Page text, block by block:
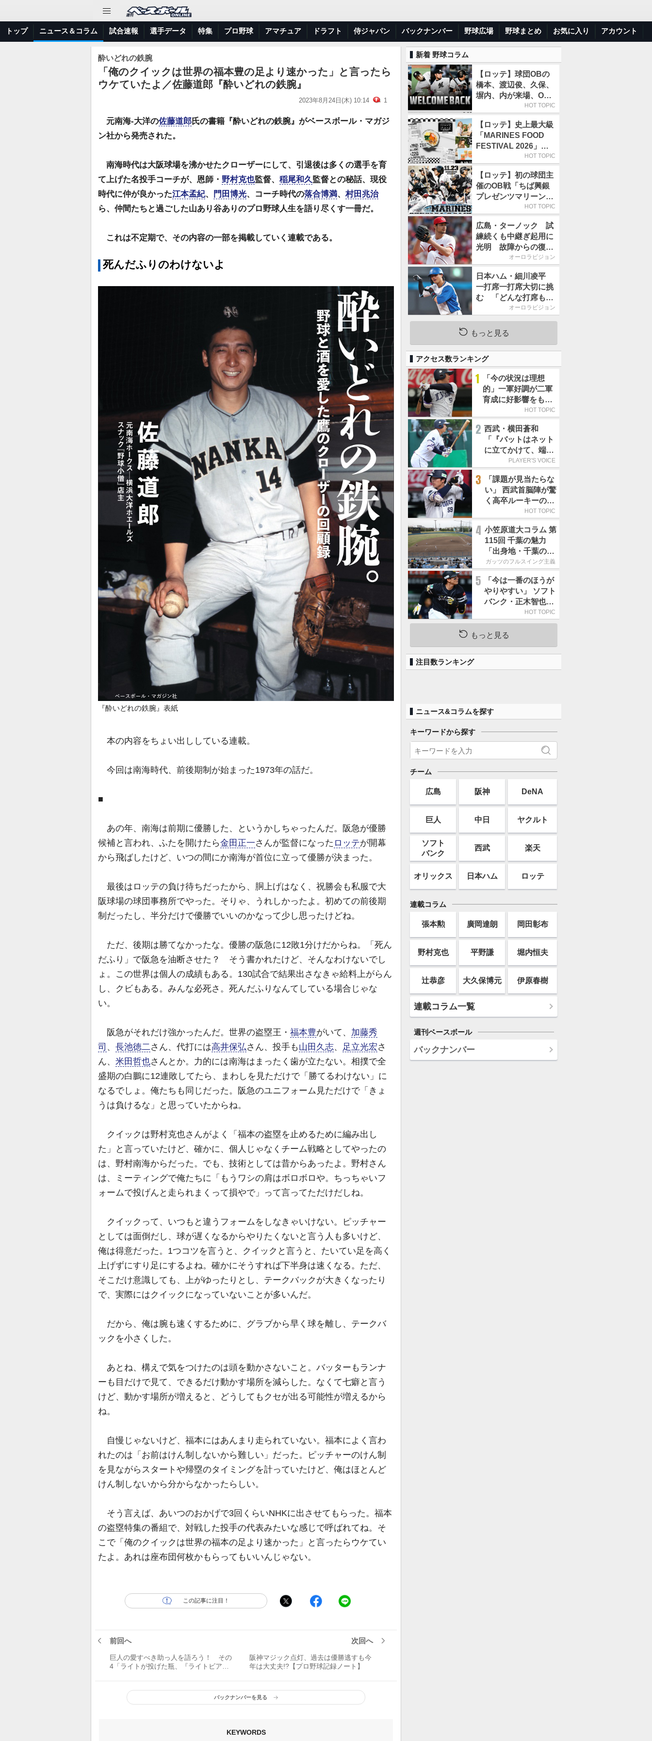
トップ ニュース＆コラム 試合速報 選手データ 特集 プロ野球 アマチュア ドラフト 侍ジャパン バックナンバー 野球広場 野球まとめ お気に入り アカウント
酔いどれの鉄腕
「俺のクイックは世界の福本豊の足より速かった」と言ったら
ウケていたよ／佐藤道郎『酔いどれの鉄腕』
2023年8月24日(木) 10:14 1
元南海-大洋の佐藤道郎氏の書籍『酔いどれの鉄腕』がベースボール・マガジ
ン社から発売された。
南海時代は大阪球場を沸かせたクローザーにして、引退後は多くの選手を育
て上げた名投手コーチが、恩師・ 野村克也監督、 稲尾和久監督との秘話、現役
時代に仲が良かった江本孟紀、 門田博光、コーチ時代の落合博満、村田兆治
ら、仲間たちと過ごした山あり谷ありのプロ野球人生を語り尽くす一冊だ。
これは不定期で、その内容の一部を掲載していく連載である。
死んだふりのわけないよ
『酔いどれの鉄腕』表紙
本の内容をちょい出ししている連載。
今回は南海時代、前後期制が始まった1973年の話だ。
■
あの年、南海は前期に優勝した、というかしちゃったんだ。阪急が優勝
候補と言われ、ふたを開けたら金田正一さんが監督になった ロッテが開幕
から飛ばしたけど、いつの間にか南海が首位に立って優勝が決まった。
最後はロッテの負け待ちだったから、胴上げはなく、祝勝会も私服で大
阪球場の球団事務所でやった。そりゃ、うれしかったよ。初めての前後期
制だったし、半分だけで優勝でいいのかなって少し思ったけどね。
ただ、後期は勝てなかったな。優勝の阪急に12敗1分けだからね。「死ん
だふり」で阪急を油断させた？ そう書かれたけど、そんなわけないでし
ょ。この世界は個人の成績もある。130試合で結果出さなきゃ給料上がらん
し、クビもある。みんな必死さ。死んだふりなんてしている場合じゃな
い。
阪急がそれだけ強かったんだ。世界の盗塁王・ 福本豊がいて、 加藤秀
司 、 長池徳二さん、代打には高井保弘さん、投手も 山田久志、 足立光宏さ
ん、 米田哲也さんとか。力的には南海はまったく歯が立たない。相撲で全
盛期の白鵬に12連敗してたら、まわしを見ただけで「勝てるわけない」に
なるでしょ。俺たちも同じだった。阪急のユニフォーム見ただけで「きょ
うは負けるな」と思っていたからね。
クイックは野村克也さんがよく「福本の盗塁を止めるために編み出し
た」と言っていたけど、確かに、個人じゃなくチーム戦略としてやったの
は、野村南海からだった。でも、技術としては昔からあったよ。野村さん
は、ミーティングで俺たちに「もうワシの肩はボロボロや。ちっちゃいフ
ォームで投げんと走られまくって損やで」って言ってただけだしね。
クイックって、いつもと違うフォームをしなきゃいけない。ピッチャー
としては面倒だし、球が遅くなるからやりたくないと言う人も多いけど、
俺は得意だった。1つコツを言うと、クイックと言うと、たいてい足を高く
上げずにすり足にするよね。確かにそうすれば下半身は速くなる。ただ、
そこだけ意識しても、上がゆったりとし、テークバックが大きくなったり
で、実際にはクイックになっていないことが多いんだ。
だから、俺は腕も速くするために、グラブから早く球を離し、テークバ
ックを小さくした。
あとね、構えで気をつけたのは頭を動かさないこと。バッターもランナ
ーも目だけで見て、できるだけ動かす場所を減らした。なくて七癖と言う
けど、動かす場所が増えると、どうしてもクセが出る可能性が増えるから
ね。
自慢じゃないけど、福本にはあんまり走られていない。福本によく言わ
れたのは「お前はけん制しないから難しい」だった。ピッチャーのけん制
を見ながらスタートや帰塁のタイミングを計っていたけど、俺はほとんど
けん制しないから分からなかったらしい。
そう言えば、あいつのおかげで3回くらいNHKに出させてもらった。福本
の盗塁特集の番組で、対戦した投手の代表みたいな感じで呼ばれてね。そ
こで「俺のクイックは世界の福本の足より速かった」と言ったらウケてい
たよ。あれは座布団何枚かもらってもいいんじゃない。
この記事に注目！
前回へ
巨人の愛すべき助っ人を語ろう！ その
4「ライトが投げた瓶、『ライトビア
ドロップ！』
次回へ
阪神マジック点灯、過去は優勝逃すも今
年は大丈夫!?【プロ野球記録ノート】
バックナンバーを見る
KEYWORDS
新着 野球コラム
【ロッテ】球団OBの
橋本、渡辺俊、久保、
塀内、内が来場、OB
解説も／9月22日開催
HOT TOPIC
【ロッテ】史上最大級
「MARINES FOOD
FESTIVAL 2026」第4
弾「KOREAN
日／初日はビール半額
デー
HOT TOPIC
【ロッテ】初の球団主
催のOB戦「ちば興銀
プレゼンツマリーンズ
スペシャルゲーム
催
HOT TOPIC
広島・ターノック 試
練続くも中継ぎ起用に
光明 故障からの復帰
期す／助っ人前半戦通
オーロラビジョン
日本ハム・細川凌平
一打席一打席大切に挑
む 「どんな打席も何
か意味のある打席にし
く！
オーロラビジョン
もっと見る
アクセス数ランキング
1
「今の状況は理想
的」一軍好調が二軍
育成に好影響をもた
らす西武 象徴は高
HOT TOPIC
2 西武・横田蒼和
「『バットはネット
に立てかけて、端に
置くんだぞ』と栗山
だきました」／憧れ
の人からの金言
PLAYER'S VOICE
3
「課題が見当たらな
い」 西武首脳陣が驚
く高卒ルーキーの高
HOT TOPIC
4 小笠原道大コラム 第
115回 千葉の魅力
「出身地・千葉の話
の続き。昔から野球
す」
ガッツのフルスイング主義
5
「今は一番のほうが
やりやすい」 ソフト
バンク・正木智也が
覚醒した理由HOT TOPIC
もっと見る
注目数ランキング
ニュース&コラムを探す
キーワードから探す
チーム
広島 阪神 DeNA
巨人 中日 ヤクルト
ソフト
バンク
西武 楽天
オリックス 日本ハム ロッテ
連載コラム
張本勲 廣岡達朗 岡田彰布
野村克也 平野謙 堀内恒夫
辻恭彦 大久保博元 伊原春樹
連載コラム一覧
週刊ベースボール
バックナンバー